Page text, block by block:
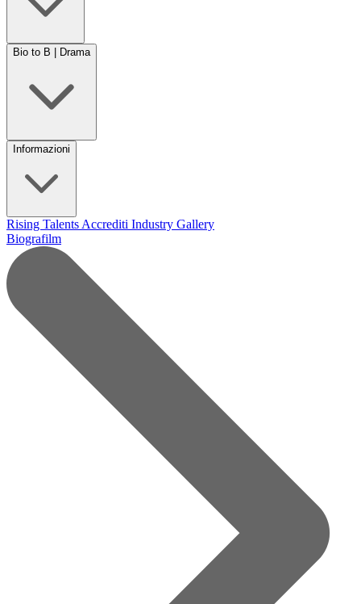
Bio to B | Drama
Informazioni
Rising Talents Accrediti Industry Gallery
Biografilm